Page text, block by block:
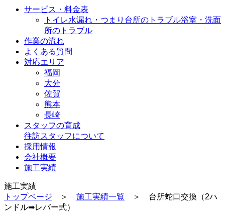
サービス・料金表
トイレ水漏れ・つまり 台所のトラブル浴室・洗面
所のトラブル
作業の流れ
よくある質問
対応エリア
福岡
大分
佐賀
熊本
長崎
スタッフの育成
往訪スタッフについて
採用情報
会社概要
施工実績
施工実績
トップページ ＞ 施工実績一覧 ＞ 台所蛇口交換（2ハ
ンドル➡レバー式）